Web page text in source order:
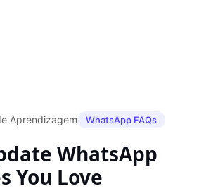
Aprendizagem WhatsApp FAQs
WhatsApp
You Love